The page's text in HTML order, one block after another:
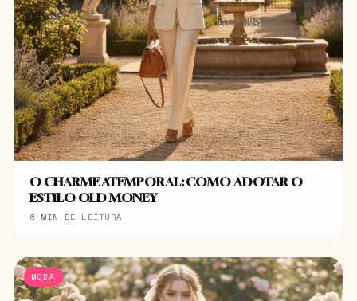
O CHARME ATEMPORAL: COMO ADOTAR O
ESTILO OLD MONEY
6 MIN DE LEITURA
MODA